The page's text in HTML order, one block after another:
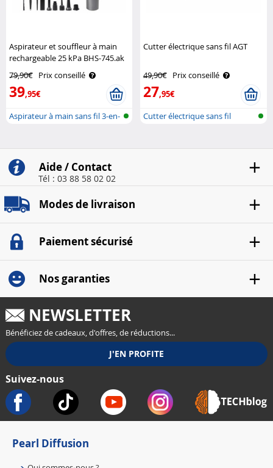
Aspirateur et souffleur à main
rechargeable 25 kPa BHS-745.ak
Sichler Haushaltsgeräte
79,90€ Prix conseillé
39,95€
Aspirateur à main sans fil 3-en-
Cutter électrique sans fil AGT
49,90€ Prix conseillé
27,95€
Cutter électrique sans fil
Aide / Contact
Tél : 03 88 58 02 02
Modes de livraison
Paiement sécurisé
Nos garanties
NEWSLETTER
Bénéficiez de cadeaux, d'offres, de réductions...
Suivez-nous
Pearl Diffusion